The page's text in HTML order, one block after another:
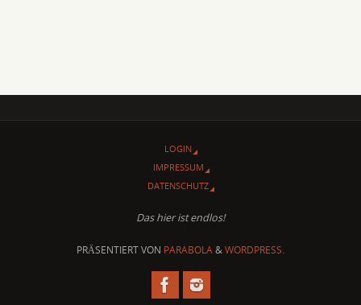
LOGIN
IMPRESSUM
DATENSCHUTZ
Das hier ist endlos!
PRÄSENTIERT VON PARABOLA&WORDPRESS.